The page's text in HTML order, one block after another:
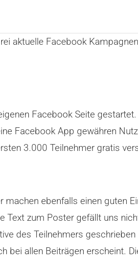
aktuelle Facebook
Facebook Seite
Facebook App gewähren
3.000 Teilnehmer gratis
ebenfalls einen guten
Text zum Poster gefällt uns
des Teilnehmers
bei allen Beiträgen erscheint.